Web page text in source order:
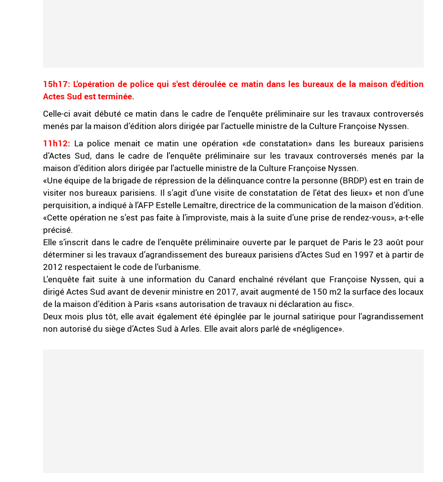
15h17: L'opération de police qui s'est déroulée ce matin dans les bureaux de la maison d'édition
Actes Sud est terminée.
Celle-ci avait débuté ce matin dans le cadre de l'enquête préliminaire sur les travaux controversés
menés par la maison d’édition alors dirigée par l’actuelle ministre de la Culture Françoise Nyssen.
11h12: La police menait ce matin une opération «de constatation» dans les bureaux parisiens
d’Actes Sud, dans le cadre de l’enquête préliminaire sur les travaux controversés menés par la
maison d’édition alors dirigée par l’actuelle ministre de la Culture Françoise Nyssen.
«Une équipe de la brigade de répression de la délinquance contre la personne (BRDP) est en train de
visiter nos bureaux parisiens. Il s’agit d’une visite de constatation de l’état des lieux» et non d’une
perquisition, a indiqué à l’AFP Estelle Lemaître, directrice de la communication de la maison d’édition.
«Cette opération ne s’est pas faite à l’improviste, mais à la suite d’une prise de rendez-vous», a-t-elle
précisé.
Elle s’inscrit dans le cadre de l’enquête préliminaire ouverte par le parquet de Paris le 23 août pour
déterminer si les travaux d’agrandissement des bureaux parisiens d’Actes Sud en 1997 et à partir de
2012 respectaient le code de l’urbanisme.
L’enquête fait suite à une information du Canard enchaîné révélant que Françoise Nyssen, qui a
dirigé Actes Sud avant de devenir ministre en 2017, avait augmenté de 150 m2 la surface des locaux
de la maison d’édition à Paris «sans autorisation de travaux ni déclaration au fisc».
Deux mois plus tôt, elle avait également été épinglée par le journal satirique pour l’agrandissement
non autorisé du siège d’Actes Sud à Arles. Elle avait alors parlé de «négligence».